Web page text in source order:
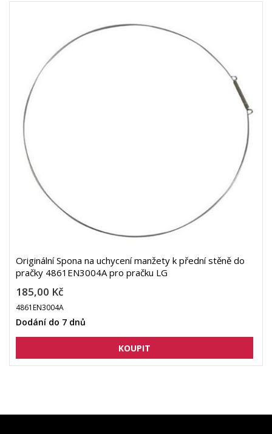
Originální Spona na uchycení manžety k přední stěně do
pračky 4861EN3004A pro pračku LG
185,00 Kč
4861EN3004A
Dodání do 7 dnů